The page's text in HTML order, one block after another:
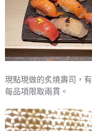
現點現做的炙燒壽司，有
每品項限取兩貫。